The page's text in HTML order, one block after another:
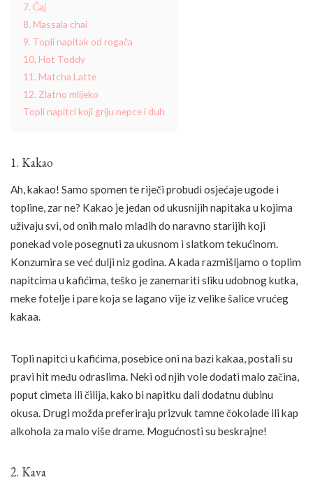
7. Čaj
8. Massala chai
9. Topli napitak od rogača
10. Hot Toddy
11. Matcha Latte
12. Zlatno mlijeko
Topli napitci koji griju nepce i duh
1. Kakao
Ah, kakao! Samo spomen te riječi probudi osjećaje ugode i
topline, zar ne? Kakao je jedan od ukusnijih napitaka u kojima
uživaju svi, od onih malo mlađih do naravno starijih koji
ponekad vole posegnuti za ukusnom i slatkom tekućinom.
Konzumira se već dulji niz godina. A kada razmišljamo o toplim
napitcima u kafićima, teško je zanemariti sliku udobnog kutka,
meke fotelje i pare koja se lagano vije iz velike šalice vrućeg
kakaa.
Topli napitci u kafićima, posebice oni na bazi kakaa, postali su
pravi hit među odraslima. Neki od njih vole dodati malo začina,
poput cimeta ili čilija, kako bi napitku dali dodatnu dubinu
okusa. Drugi možda preferiraju prizvuk tamne čokolade ili kap
alkohola za malo više drame. Mogućnosti su beskrajne!
2. Kava